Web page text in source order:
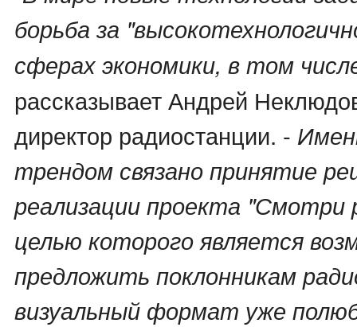
борьба за
сферах экономики, в том
рассказывает Андрей
директор радиостанции. -
трендом связано принятие
реализации проекта "Смотри
целью которого является
предложить поклонникам
визуальный формат уже